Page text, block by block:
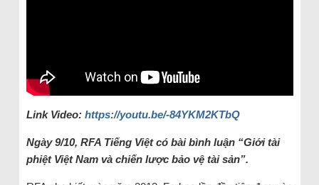
Link Video: https://youtu.be/-84YKM2KTbQ
Ngày 9/10, RFA Tiếng Việt có bài bình luận “Giới tài
phiệt Việt Nam và chiến lược bảo vệ tài sản”.